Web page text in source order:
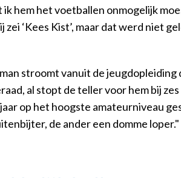
hem het voetballen onmogelijk
‘Kees Kist’, maar dat werd niet
stroomt vanuit de
al stopt de teller voor hem bij
op het hoogste amateurniveau
de ander een domme loper."